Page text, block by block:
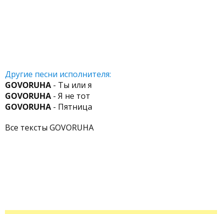
Другие песни исполнителя:
GOVORUHA - Ты или я
GOVORUHA - Я не тот
GOVORUHA - Пятница
Все тексты GOVORUHA